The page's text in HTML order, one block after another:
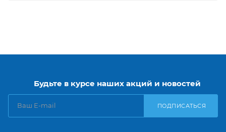
Будьте в курсе наших акций и новостей
ПОДПИСАТЬСЯ